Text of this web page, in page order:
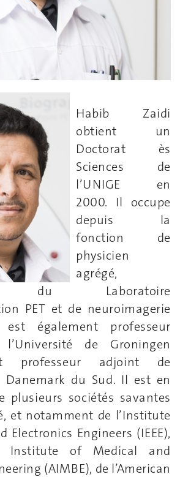
Habib Zaidi
obtient un
Doctorat ès
Sciences de
l’UNIGE en
2000. Il occupe
depuis la
fonction de
physicien
agrégé,
du Laboratoire
PET et de neuroimagerie
également professeur
de Groningen
professeur adjoint de
Danemark du Sud. Il est en
plusieurs sociétés savantes
et notamment de l’Institute
Electronics Engineers (IEEE),
Institute of Medical and
(AIMBE), de l’American